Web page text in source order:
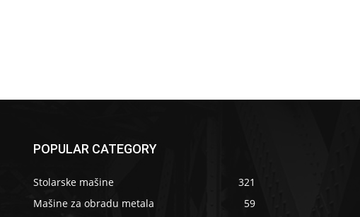
POPULAR CATEGORY
Stolarske mašine
321
Mašine za obradu metala
59